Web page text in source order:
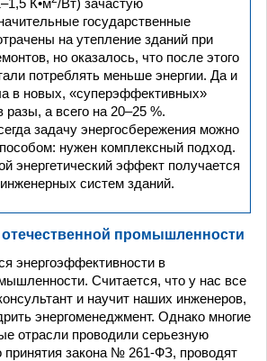
К•м /Вт) зачастую
государственные
на утепление зданий при
но оказалось, что после этого
потреблять меньше энергии. Да и
в новых, «суперэффективных»
разы, а всего на 20–25 %.
задачу энергосбережения можно
нужен комплексный подход.
энергетический эффект получается
систем зданий.
промышленности
энергоэффективности в
Считается, что у нас все
и научит наших инженеров,
энергоменеджмент. Однако многие
отрасли проводили серьезную
закона № 261-ФЗ, проводят